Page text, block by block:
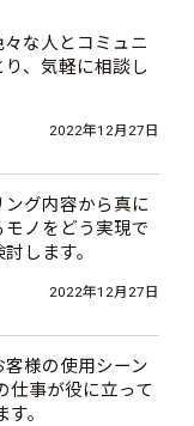
な人とコミュニ
、気軽に相談し
2022年12月27日
ング内容から真に
ノをどう実現で
します。
2022年12月27日
様の使用シーン
仕事が役に立って
。